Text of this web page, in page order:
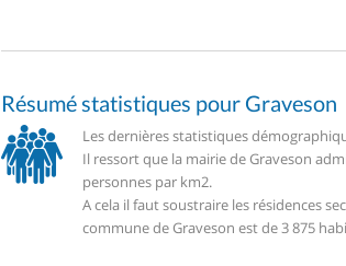
Résumé statistiques pour Graveson
Les dernières statistiques
Il ressort que la mairie de Graveson
personnes par km2.
A cela il faut soustraire les résidences
commune de Graveson est de 3 875